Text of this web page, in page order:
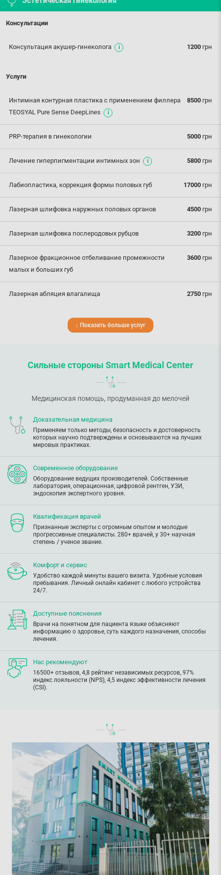
Консультации
1200 грн
Консультация акушер-гинеколога
Услуги
8500 грн
Интимная контурная пластика с применением филлера
TEOSYAL Pure Sense DeepLines
5000 грн
PRP-терапия в гинекологии
5800 грн
Лечение гиперпигментации интимных зон
17000 грн
Лабиопластика, коррекция формы половых губ
4500 грн
Лазерная шлифовка наружных половых органов
3200 грн
Лазерная шлифовка послеродовых рубцов
3600 грн
Лазерное фракционное отбеливание промежности
малых и больших губ
2750 грн
Лазерная абляция влагалища
↓ Показать больше услуг
Сильные стороны Smart Medical Center
Медицинская помощь, продуманная до мелочей
Доказательная медицина
Применяем только методы, безопасность и достоверность
которых научно подтверждены и основываются на лучших
мировых практиках.
Современное оборудование
Оборудование ведущих производителей. Собственные
лаборатория, операционная, цифровой рентген, УЗИ,
эндоскопия экспертного уровня.
Квалификация врачей
Признанные эксперты с огромным опытом и молодые
прогрессивные специалисты. 280+ врачей, у 30+ научная
степень / ученое звание.
Комфорт и сервис
Удобство каждой минуты вашего визита. Удобные условия
пребывания. Личный онлайн кабинет с любого устройства
24/7.
Доступные пояснения
Врачи на понятном для пациента языке объясняют
информацию о здоровье, суть каждого назначения, способы
лечения.
Нас рекомендуют
16500+ отзывов, 4,8 рейтинг независимых ресурсов, 97%
индекс лояльности (NPS), 4,5 индекс эффективности лечения
(CSI).